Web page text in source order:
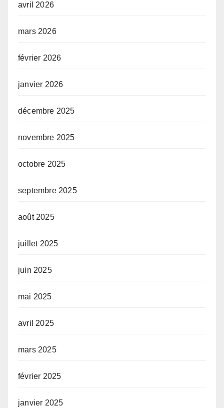
avril 2026
mars 2026
février 2026
janvier 2026
décembre 2025
novembre 2025
octobre 2025
septembre 2025
août 2025
juillet 2025
juin 2025
mai 2025
avril 2025
mars 2025
février 2025
janvier 2025